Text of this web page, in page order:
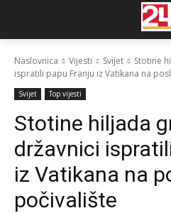
Naslovnica Vijesti Svijet
Stotine
ispratili papu Franju iz Vatikana na
Svijet Top vijesti
Stotine hiljada
državnici
iz Vatikana na
počivalište